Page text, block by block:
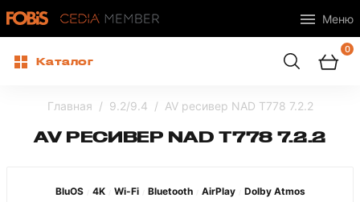
Меню
Каталог
0
Главная 9.2/9.4 AV ресивер NAD T778 7.2.2
AV РЕСИВЕР NAD T778 7.2.2
BluOS 4K Wi-Fi Bluetooth AirPlay Dolby Atmos